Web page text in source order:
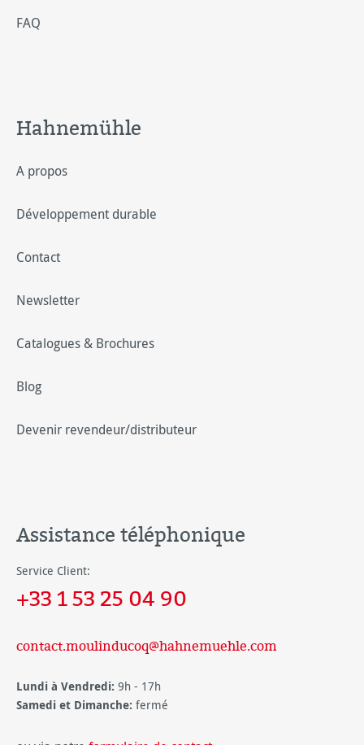
FAQ
Hahnemühle
A propos
Développement durable
Contact
Newsletter
Catalogues & Brochures
Blog
Devenir revendeur/distributeur
Assistance téléphonique
Service Client:
+33 1 53 25 04 90
contact.moulinducoq@hahnemuehle.com
Lundi à Vendredi: 9h - 17h
Samedi et Dimanche: fermé